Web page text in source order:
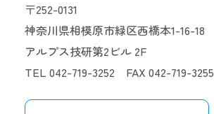
〒252-0131
神奈川県相模原市緑区西橋本1-16-18
アルプス技研第2ビル 2F
TEL 042-719-3252 FAX 042-719-3255